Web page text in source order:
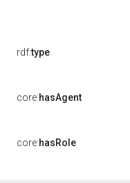
rdf:type
core:hasAgent
core:hasRole